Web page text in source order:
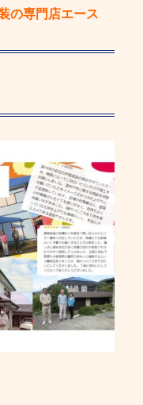
の専門店エース